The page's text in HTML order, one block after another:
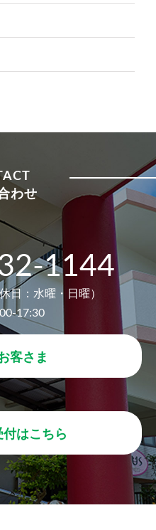
わせ
1144
日：水曜・日曜）
17:30
客さま
はこちら